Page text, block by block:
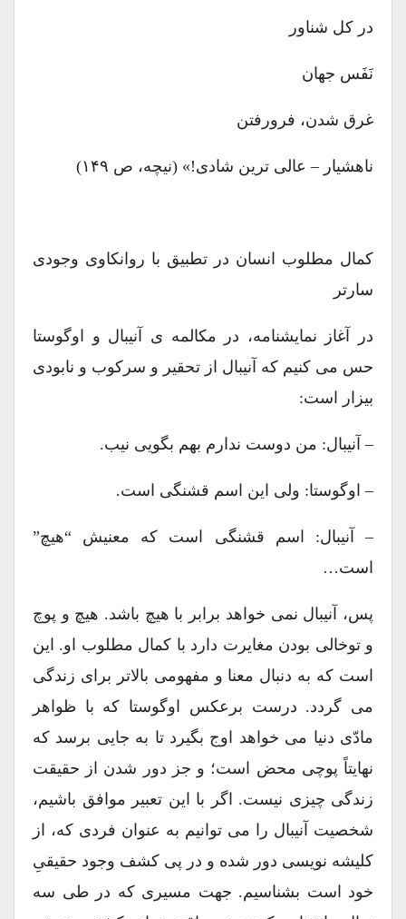
در کل شناور
نَفَس جهان
غرق شدن، فرورفتن
ناهشیار – عالی ترین شادی!» (نیچه، ص ۱۴۹)
کمال مطلوب انسان در تطبیق با روانکاوی وجودی
سارتر
در آغاز نمایشنامه، در مکالمه ی آنیبال و اوگوستا
حس می کنیم که آنیبال از تحقیر و سرکوب و نابودی
بیزار است:
– آنیبال: من دوست ندارم بهم بگویی نیب.
– اوگوستا: ولی این اسم قشنگی است.
– آنیبال: اسم قشنگی است که معنیش “هیچ”
است…
پس، آنیبال نمی خواهد برابر با هیچ باشد. هیچ و پوچ
و توخالی بودن مغایرت دارد با کمال مطلوب او. این
است که به دنبال معنا و مفهومی بالاتر برای زندگی
می گردد. درست برعکس اوگوستا که با ظواهر
مادّی دنیا می خواهد اوج بگیرد تا به جایی برسد که
نهایتاً پوچی محض است؛ و جز دور شدن از حقیقت
زندگی چیزی نیست. اگر با این تعبیر موافق باشیم،
شخصیت آنیبال را می توانیم به عنوان فردی که، از
کلیشه نویسی دور شده و در پی کشف وجود حقیقیِ
خود است بشناسیم. جهت مسیری که در طی سه